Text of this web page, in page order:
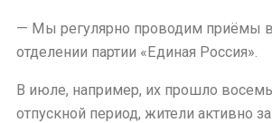
— Мы регулярно проводим приёмы
отделении партии «Единая Россия».
В июле, например, их прошло
отпускной период, жители активно